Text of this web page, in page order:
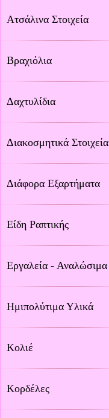
Ατσάλινα Στοιχεία
Βραχιόλια
Δαχτυλίδια
Διακοσμητικά Στοιχεία
Διάφορα Εξαρτήματα
Είδη Ραπτικής
Εργαλεία - Αναλώσιμα
Ημιπολύτιμα Υλικά
Κολιέ
Κορδέλες